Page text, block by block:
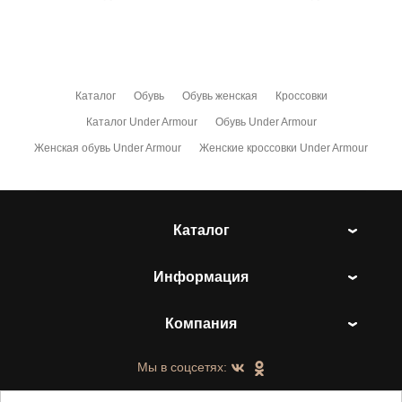
Каталог Обувь Обувь женская Кроссовки
Каталог Under Armour Обувь Under Armour
Женская обувь Under Armour Женские кроссовки Under Armour
Каталог
Информация
Компания
Мы в соцсетях: